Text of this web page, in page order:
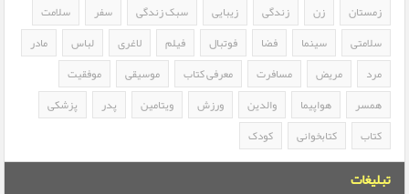
زمستان
زن زندگی زیبایی سبک زندگی سفر
سلامت
سلامتی
سینما فضا فوتبال فیلم لاغری لباس
مادر
مرد
مریض مسافرت معرفی کتاب موسیقی
موفقیت
همسر
هواپیما والدین ورزش ویتامین پدر
پزشکی
کتاب
کتابخوانی کودک
تبلیغات